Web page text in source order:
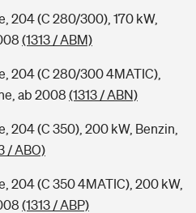
204 (C 280/300), 170 kW,
(1313 / ABM)
204 (C 280/300 4MATIC),
ab 2008 (1313 / ABN)
204 (C 350), 200 kW, Benzin,
/ ABO)
204 (C 350 4MATIC), 200 kW,
(1313 / ABP)